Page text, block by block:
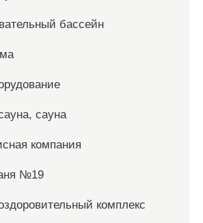
бассейн
сауна
компания
№19
комплекс